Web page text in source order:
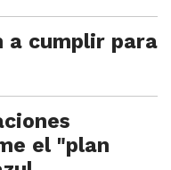
a cumplir para
el "plan